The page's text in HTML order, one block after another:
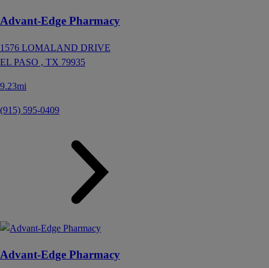
Advant-Edge Pharmacy
1576 LOMALAND DRIVE
EL PASO , TX 79935
9.23mi
(915) 595-0409
Advant-Edge Pharmacy